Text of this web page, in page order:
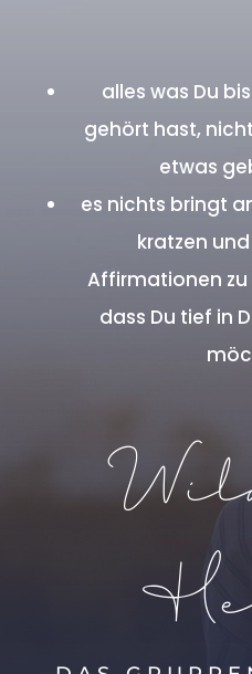
alles was Du
gehört hast,
etwas
es nichts bringt
kratzen
Affirmationen zu
dass Du tief in